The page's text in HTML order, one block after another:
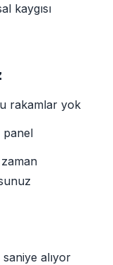
kaygısı
rakamlar yok
panel
alıyor